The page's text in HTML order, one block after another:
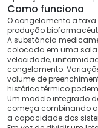
Como funciona
O congelamento a
produção
A substância
colocada em uma
velocidade,
congelamento.
volume de
histórico térmico
Um modelo integrado
começa combinando
a capacidade dos